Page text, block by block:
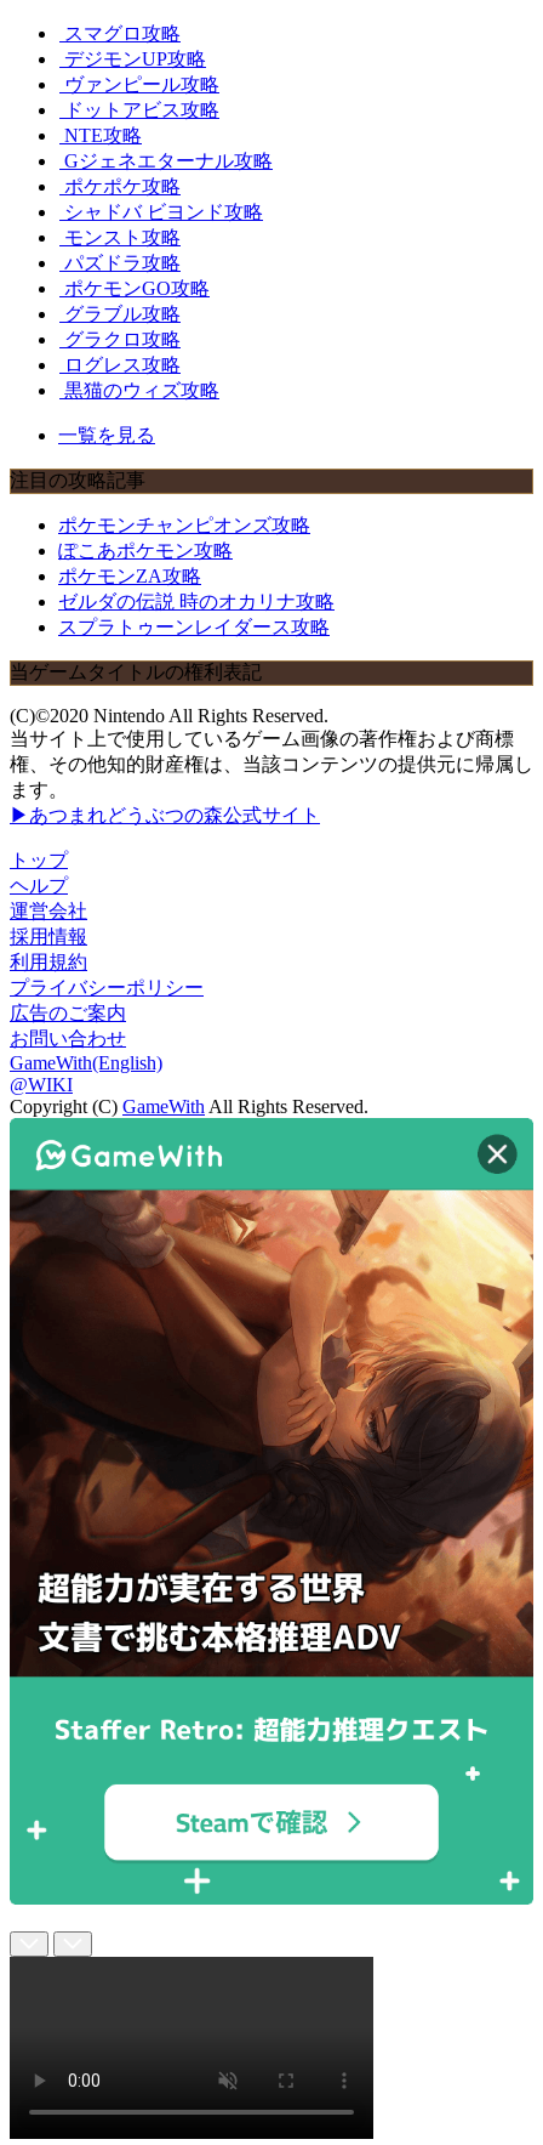
スマグロ攻略
デジモンUP攻略
ヴァンピール攻略
ドットアビス攻略
NTE攻略
Gジェネエターナル攻略
ポケポケ攻略
シャドバ ビヨンド攻略
モンスト攻略
パズドラ攻略
ポケモンGO攻略
グラブル攻略
グラクロ攻略
ログレス攻略
黒猫のウィズ攻略
一覧を見る
注目の攻略記事
ポケモンチャンピオンズ攻略
ぽこあポケモン攻略
ポケモンZA攻略
ゼルダの伝説 時のオカリナ攻略
スプラトゥーンレイダース攻略
当ゲームタイトルの権利表記
(C)©2020 Nintendo All Rights Reserved.
当サイト上で使用しているゲーム画像の著作権および商標
権、その他知的財産権は、当該コンテンツの提供元に帰属し
ます。
▶あつまれどうぶつの森公式サイト
トップ
ヘルプ
運営会社
採用情報
利用規約
プライバシーポリシー
広告のご案内
お問い合わせ
GameWith(English)
@WIKI
Copyright (C) GameWith All Rights Reserved.